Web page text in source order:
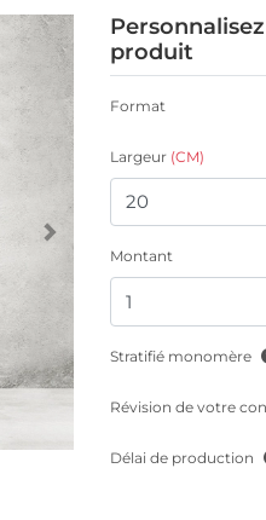
produit
Format
Largeur (CM)
Montant
Stratifié monomère
Révision de votre
Délai de production